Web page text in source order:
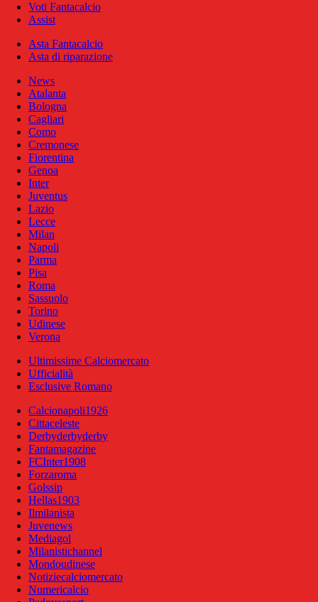
Voti Fantacalcio
Assist
Asta Fantacalcio
Asta di riparazione
News
Atalanta
Bologna
Cagliari
Como
Cremonese
Fiorentina
Genoa
Inter
Juventus
Lazio
Lecce
Milan
Napoli
Parma
Pisa
Roma
Sassuolo
Torino
Udinese
Verona
Ultimissime Calciomercato
Ufficialità
Esclusive Romano
Calcionapoli1926
Cittaceleste
Derbyderbyderby
Fantamagazine
FCInter1908
Forzaroma
Golssip
Hellas1903
Ilmilanista
Juvenews
Mediagol
Milanistichannel
Mondoudinese
Notiziecalciomercato
Numericalcio